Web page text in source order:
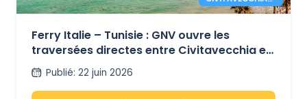
TUNIS DIRECT
Ferry Italie – Tunisie : GNV ouvre les
traversées directes entre Civitavecchia et
Tunis pour l’été 2026
Publié: 22 juin 2026